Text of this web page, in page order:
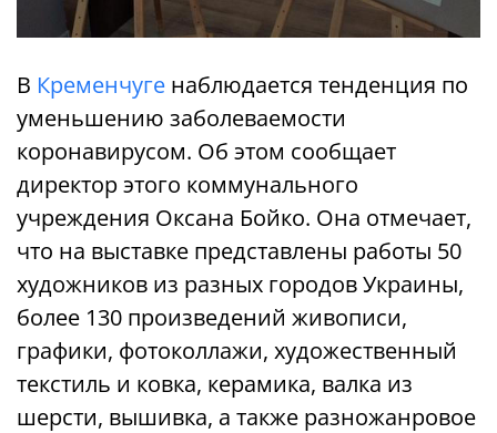
В Кременчуге наблюдается тенденция по
уменьшению заболеваемости
коронавирусом. Об этом сообщает
директор этого коммунального
учреждения Оксана Бойко. Она отмечает,
что на выставке представлены работы 50
художников из разных городов Украины,
более 130 произведений живописи,
графики, фотоколлажи, художественный
текстиль и ковка, керамика, валка из
шерсти, вышивка, а также разножанровое